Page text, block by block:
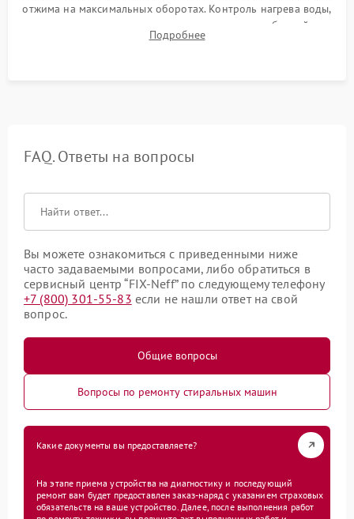
отжима на максимальных оборотах. Контроль нагрева воды,
корректности слива, отсутствия излишних вибраций,
посторонних стуков и протечек под корпусом.
Подробнее
FAQ. Ответы на вопросы
Вы можете ознакомиться с приведенными ниже
часто задаваемыми вопросами, либо обратиться в
сервисный центр “FIX-Neff” по следующему телефону
+7 (800) 301-55-83 если не нашли ответ на свой
вопрос.
Общие вопросы
Вопросы по ремонту стиральных машин
Какие документы вы предоставляете?
На этапе приема устройства на диагностику и последующий
ремонт вам будет предоставлен заказ-наряд с указанием страховых
обязательств на ваше устройство. Далее, после выполнения работ